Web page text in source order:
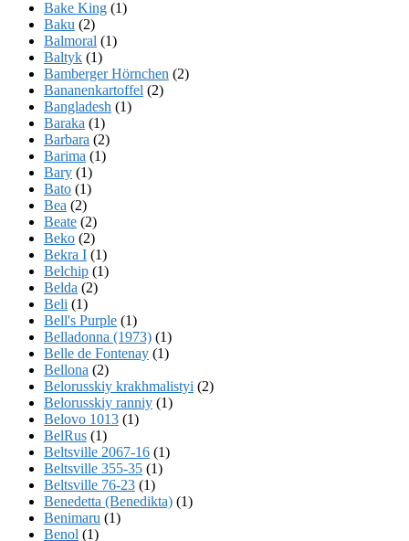
Bake King (1)
Baku (2)
Balmoral (1)
Baltyk (1)
Bamberger Hörnchen (2)
Bananenkartoffel (2)
Bangladesh (1)
Baraka (1)
Barbara (2)
Barima (1)
Bary (1)
Bato (1)
Bea (2)
Beate (2)
Beko (2)
Bekra I (1)
Belchip (1)
Belda (2)
Beli (1)
Bell's Purple (1)
Belladonna (1973) (1)
Belle de Fontenay (1)
Bellona (2)
Belorusskiy krakhmalistyi (2)
Belorusskiy ranniy (1)
Belovo 1013 (1)
BelRus (1)
Beltsville 2067-16 (1)
Beltsville 355-35 (1)
Beltsville 76-23 (1)
Benedetta (Benedikta) (1)
Benimaru (1)
Benol (1)